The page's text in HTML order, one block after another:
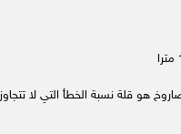
الصاروخ هو قلة نسبة الخطأ التي لا تتجاوز